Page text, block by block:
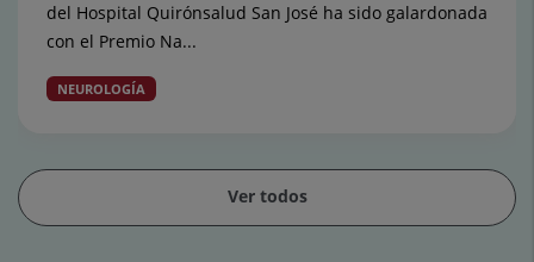
del Hospital Quirónsalud San José ha sido galardonada
con el Premio Na...
NEUROLOGÍA
Ver todos